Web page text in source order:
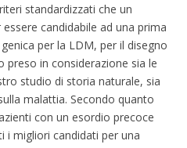
standardizzati che un
candidabile ad una prima
per la LDM, per il disegno
preso in considerazione sia le
studio di storia naturale, sia
malattia. Secondo quanto
con un esordio precoce
i migliori candidati per una